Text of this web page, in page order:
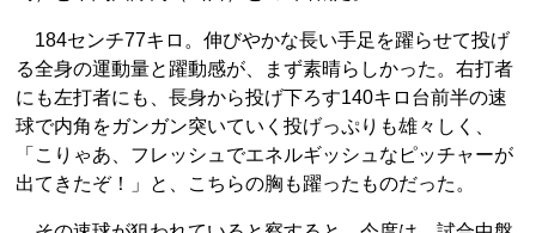
184センチ77キロ。伸びやかな長い手足を躍らせて投げ
る全身の運動量と躍動感が、まず素晴らしかった。右打者
にも左打者にも、長身から投げ下ろす140キロ台前半の速
球で内角をガンガン突いていく投げっぷりも雄々しく、
「こりゃあ、フレッシュでエネルギッシュなピッチャーが
出てきたぞ！」と、こちらの胸も躍ったものだった。